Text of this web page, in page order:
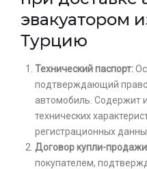
эвакуатором
Турцию
Технический паспорт:
подтверждающий право
автомобиль. Содержит
технических
регистрационных
Договор купли-
покупателем,